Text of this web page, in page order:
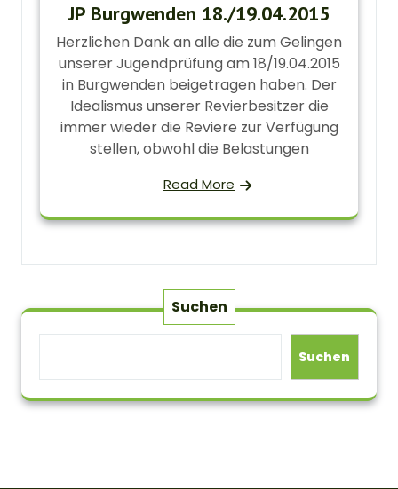
JP Burgwenden 18./19.04.2015
Herzlichen Dank an alle die zum Gelingen
unserer Jugendprüfung am 18/19.04.2015
in Burgwenden beigetragen haben. Der
Idealismus unserer Revierbesitzer die
immer wieder die Reviere zur Verfügung
stellen, obwohl die Belastungen
Read More
Suchen
Suchen